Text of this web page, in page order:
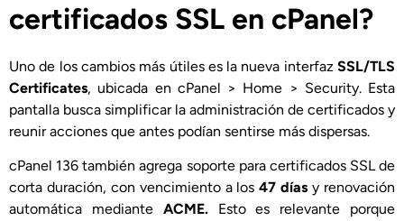
certificados SSL en cPanel?
Uno de los cambios más útiles es la nueva interfaz SSL/TLS
Certificates, ubicada en cPanel > Home > Security. Esta
pantalla busca simplificar la administración de certificados y
reunir acciones que antes podían sentirse más dispersas.
cPanel 136 también agrega soporte para certificados SSL de
corta duración, con vencimiento a los47 días y renovación
automática mediante ACME.Esto es relevante porque